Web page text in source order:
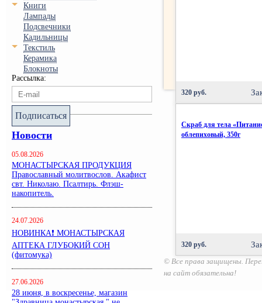
Книги
Лампады
Подсвечники
Кадильницы
Текстиль
Керамика
Блокноты
Рассылка:
Подписаться
Новости
05.08.2026
МОНАСТЫРСКАЯ ПРОДУКЦИЯ
Православный молитвослов. Акафист
свт. Николаю. Псалтирь. Флэш-
накопитель.
24.07.2026
НОВИНКА❗ МОНАСТЫРСКАЯ
АПТЕКА ГЛУБОКИЙ СОН
(фитомука)
27.06.2026
28 июня, в воскресенье, магазин
320 руб.
Скраб для тела
облепиховый, 350г
320 руб.
© Все права защищены.
на сайт обязательна!